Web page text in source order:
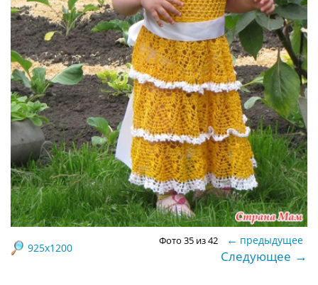
925x1200
Фото 35 из 42 ← предыдущее
Следующее →